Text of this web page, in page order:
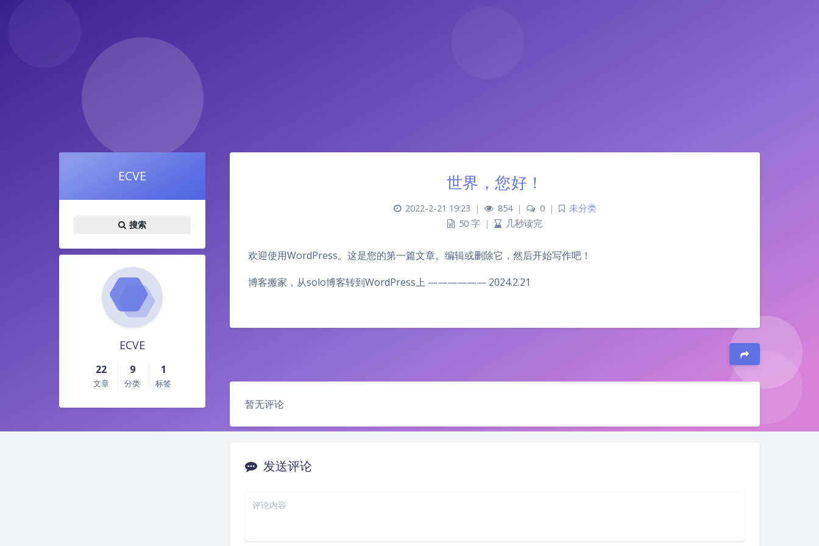
ECVE
搜索
ECVE
22
文章
9
分类
1
标签
世界，您好！
2022-2-21 19:23 | 854 | 0 |
未分类
50 字 | 几秒读完
欢迎使用WordPress。这是您的第一篇文章。编辑或删除它，然后开始写作吧！
博客搬家，从solo博客转到WordPress上 —————— 2024.2.21
豆
暂无评论
发送评论